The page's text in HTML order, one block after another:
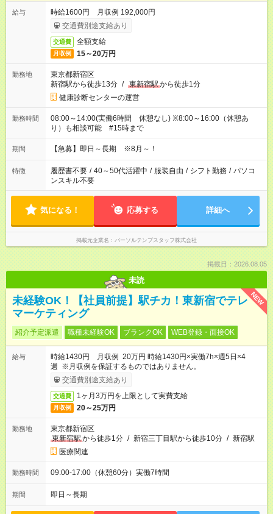
給与
時給1600円 月収例 192,000円
交通費別途支給あり
交通費 全額支給
月収例 15～20万円
勤務地
東京都新宿区
新宿駅から徒歩13分 / 東新宿駅から徒歩1分
健康診断センターの運営
勤務時間
08:00～14:00(実働6時間 休憩なし) ※8:00～16:00（休憩あ
り）も相談可能 #15時まで
期間 【急募】即日～長期 ※8月～！
特徴 履歴書不要 / 40～50代活躍中 / 服装自由 / シフト勤務 / パソコ
ンスキル不要
気になる！ 応募する 詳細へ
掲載元企業名 パーソルテンプスタッフ株式会社
掲載日：2026.08.05
未読
NEW
未経験OK！【社員前提】駅チカ！東新宿でテレ
マーケティング
紹介予定派遣 職種未経験OK ブランクOK WEB登録・面接OK
給与
時給1430円 月収例 20万円 時給1430円×実働7h×週5日×4
週 ※月収例を保証するものではありません。
交通費別途支給あり
交通費 1ヶ月3万円を上限として実費支給
月収例 20～25万円
勤務地
東京都新宿区
東新宿駅から徒歩1分 / 新宿三丁目駅から徒歩10分 / 新宿駅
医療関連
勤務時間 09:00-17:00（休憩60分）実働7時間
期間 即日～長期